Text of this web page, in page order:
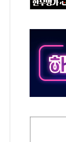
일 없게"…'결혼
60대 나흘만에 숨
해 10대 아들 체포
친 정청래…제주 연